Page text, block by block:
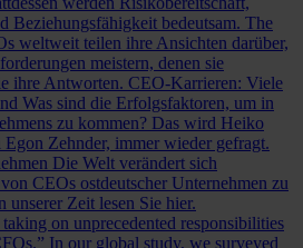
Beziehungsfähigkeit bedeutsam. The
weltweit teilen ihre Ansichten darüber,
meistern, denen sie
ihre Antworten. CEO-Karrieren: Viele
Was sind die Erfolgsfaktoren, um in
zu kommen? Das wird Heiko
Zehnder, immer wieder gefragt.
Die Welt verändert sich
CEOs ostdeutscher Unternehmen zu
unserer Zeit lesen Sie hier.
on unprecedented responsibilities
In our global study, we surveyed